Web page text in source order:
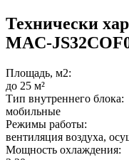
Технически
MAC-
Площадь, м2:
до 25 м²
Тип внутреннего блока:
мобильные
Режимы работы:
вентиляция воздуха,
Мощность охлаждения: